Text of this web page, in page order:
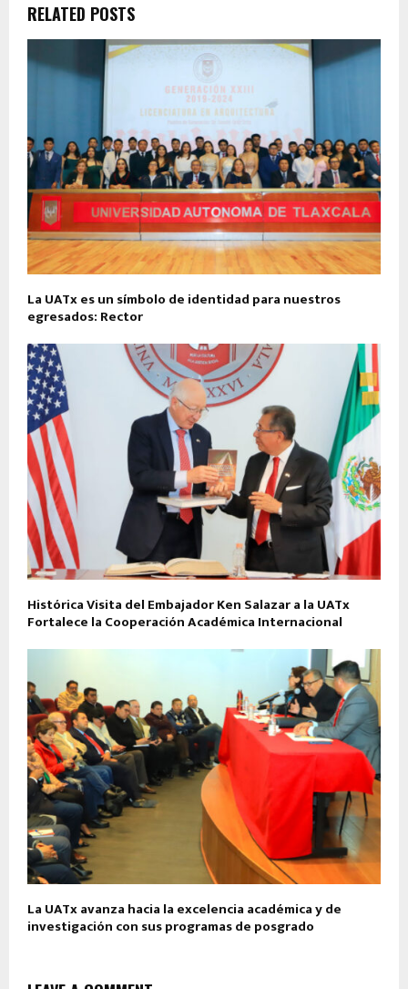
RELATED POSTS
La UATx es un símbolo de identidad para nuestros
egresados: Rector
Histórica Visita del Embajador Ken Salazar a la UATx
Fortalece la Cooperación Académica Internacional
La UATx avanza hacia la excelencia académica y de
investigación con sus programas de posgrado